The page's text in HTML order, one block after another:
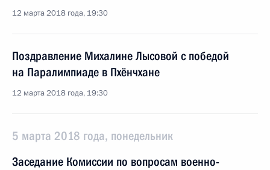
12 марта 2018 года, 19:30
Поздравление Михалине Лысовой с победой
на Паралимпиаде в Пхёнчхане
12 марта 2018 года, 19:30
5 марта 2018 года, понедельник
Заседание Комиссии по вопросам военно-